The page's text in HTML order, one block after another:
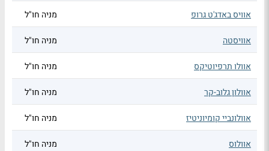
אוויס באדג'ט גרופ מניה חו"ל
אוויסטה מניה חו"ל
אוולו תרפיוטיקס מניה חו"ל
אוולון גלוב-קר מניה חו"ל
אוולונביי קומיוניטיז מניה חו"ל
אוולוס מניה חו"ל